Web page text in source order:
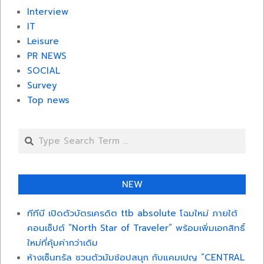
Interview
IT
Leisure
PR NEWS
SOCIAL
Survey
Top news
Search
NEW
ทีทีบี เปิดตัวบัตรเครดิต ttb absolute โฉมใหม่ ภายใต้
คอนเซ็ปต์ “North Star of Traveler” พร้อมเพิ่มเอกสิทธิ์
ใหม่ที่คุ้มค่ากว่าเดิม
ห้างเซ็นทรัล ชวนตัวมัมช้อปสนุก กับแคมเปญ “CENTRAL